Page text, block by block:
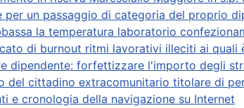
un passaggio di categoria del proprio
la temperatura laboratorio
di burnout ritmi lavorativi illeciti ai
dipendente: forfettizzare l'importo degli
del cittadino extracomunitario titolare di
e cronologia della navigazione su Internet